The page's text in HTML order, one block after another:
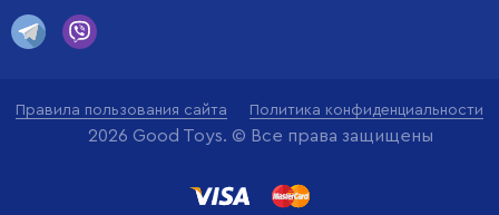
Правила пользования сайта Политика конфиденциальности
2026 Good Toys. © Все права защищены